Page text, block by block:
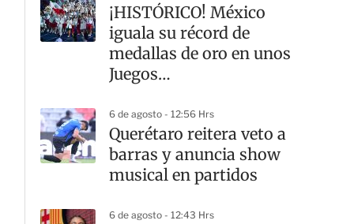
¡HISTÓRICO! México
iguala su récord de
medallas de oro en unos
Juegos
Caribe
6 de agosto - 12:56 Hrs
Querétaro reitera veto a
barras y anuncia show
musical en partidos
6 de agosto - 12:43 Hrs